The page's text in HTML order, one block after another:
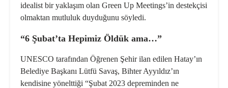
idealist bir yaklaşım olan Green Up Meetings’in destekçisi
olmaktan mutluluk duyduğunu söyledi.
“6 Şubat’ta Hepimiz Öldük ama…”
UNESCO tarafından Öğrenen Şehirilan edilen Hatay’ın
Belediye Başkanı Lütfü Savaş, Bihter Ayyıldız’ın
kendisine yönelttiği “Şubat 2023 depreminden ne